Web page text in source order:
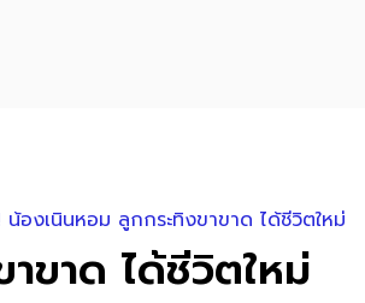
น้องเนินหอม ลูกกระทิงขาขาด ได้ชีวิตใหม่
ขาด ได้ชีวิตใหม่